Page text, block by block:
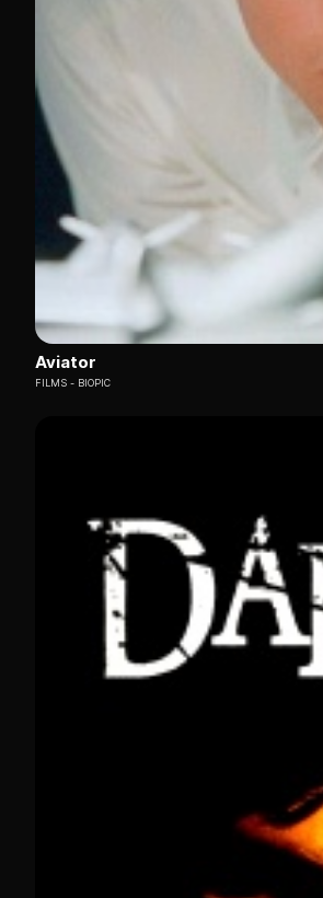
Aviator
FILMS BIOPIC